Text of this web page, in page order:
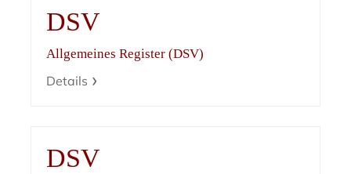
DSV
Allgemeines Register (DSV)
Details
DSV